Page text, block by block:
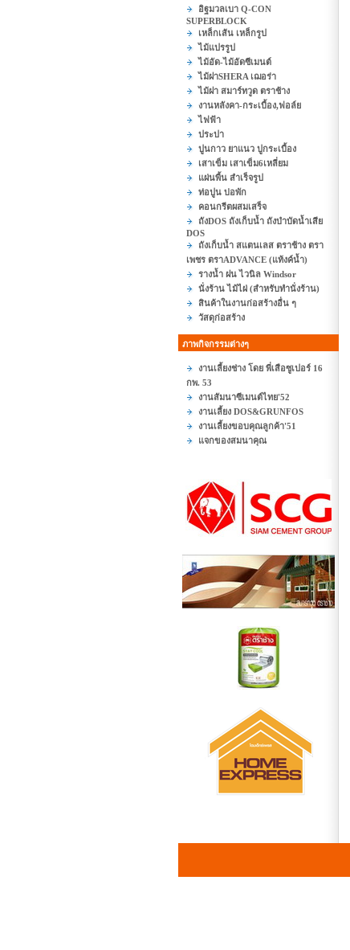
อิฐมวลเบา Q-CON
SUPERBLOCK
เหล็กเส้น เหล็กรูป
ไม้แปรรูป
ไม้อัด-ไม้อัดซีเมนต์
ไม้ฝาSHERA เฌอร่า
ไม้ฝา สมาร์ทวูด ตราช้าง
งานหลังคา-กระเบื้อง,ฟอล์ย
ไฟฟ้า
ประปา
ปูนกาว ยาแนว ปูกระเบื้อง
เสาเข็ม เสาเข็ม6เหลี่ยม
แผ่นพื้น สำเร็จรูป
ท่อปูน บ่อพัก
คอนกรีตผสมเสร็จ
ถังDOS ถังเก็บน้ำ ถังบำบัดน้ำเสีย
DOS
ถังเก็บน้ำ สแตนเลส ตราช้าง ตรา
เพชร ตราADVANCE (แท้งค์น้ำ)
รางน้ำ ฝน ไวนิล Windsor
นั่งร้าน ไม้ไผ่ (สำหรับทำนั่งร้าน)
สินค้าในงานก่อสร้างอื่น ๆ
วัสดุก่อสร้าง
ภาพกิจกรรมต่างๆ
งานเลี้ยงช่าง โดย พี่เสือซูเปอร์ 16
กพ. 53
งานสัมนาซีเมนต์ไทย'52
งานเลี้ยง DOS&GRUNFOS
งานเลี้ยงขอบคุณลูกค้า'51
แจกของสมนาคุณ